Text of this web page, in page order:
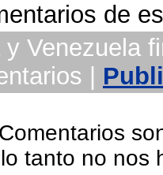
de
y Venezuela
|
tanto no nos